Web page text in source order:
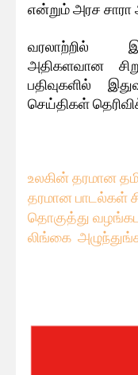
என்றும் அரச சாரா
வரலாற்றில்
அதிகளவான
பதிவுகளில்
செய்திகள்
உலகின் தரமான
தரமான பாடல்கள்
தொகுத்து
லிங்கை